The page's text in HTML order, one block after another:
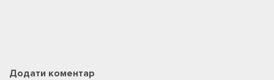
Додати коментар